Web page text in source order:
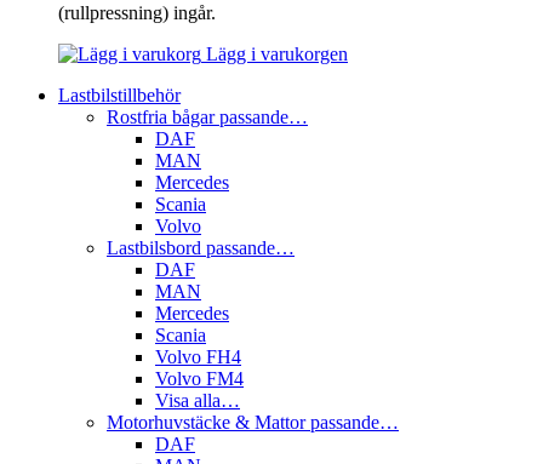
(rullpressning) ingår.
Lägg i varukorgen
Lastbilstillbehör
Rostfria bågar passande…
DAF
MAN
Mercedes
Scania
Volvo
Lastbilsbord passande…
DAF
MAN
Mercedes
Scania
Volvo FH4
Volvo FM4
Visa alla…
Motorhuvstäcke & Mattor passande…
DAF